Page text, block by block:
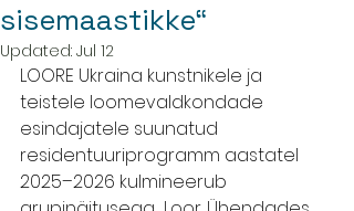
sisemaastikke“
Updated: Jul 12
LOORE Ukraina kunstnikele ja
teistele loomevaldkondade
esindajatele suunatud
residentuuriprogramm aastatel
2025–2026 kulmineerub